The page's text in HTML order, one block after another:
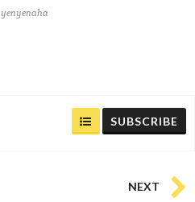
yenyenaha
SUBSCRIBE
NEXT